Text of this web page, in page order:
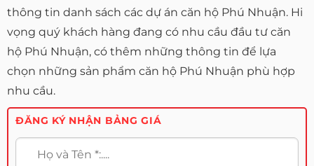
thông tin danh sách các dự án căn hộ Phú Nhuận. Hi
vọng quý khách hàng đang có nhu cầu đầu tư căn
hộ Phú Nhuận, có thêm những thông tin để lựa
chọn những sản phẩm căn hộ Phú Nhuận phù hợp
nhu cầu.
ĐĂNG KÝ NHẬN BẢNG GIÁ